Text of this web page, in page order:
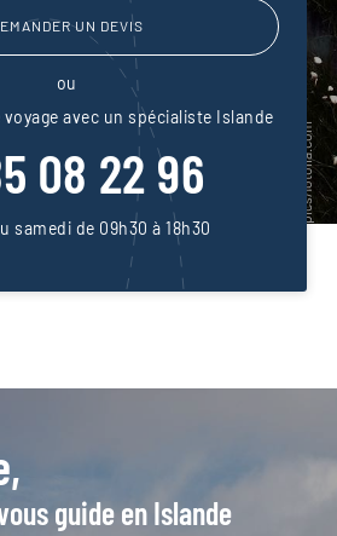
UN DEVIS
ou
avec un spécialiste Islande
08 22 96
samedi de 09h30 à 18h30
guide en Islande